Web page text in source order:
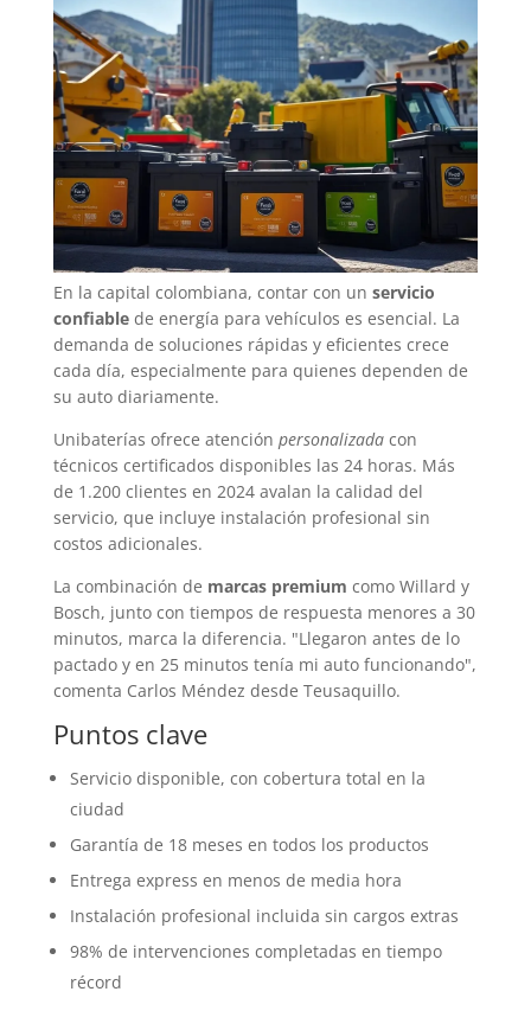
En la capital colombiana, contar con un servicio
confiablede energía para vehículos es esencial. La
demanda de soluciones rápidas y eficientes crece
cada día, especialmente para quienes dependen de
su auto diariamente.
Unibaterías ofrece atención personalizadacon
técnicos certificados disponibles las 24 horas. Más
de 1.200 clientes en 2024 avalan la calidad del
servicio, que incluye instalación profesional sin
costos adicionales.
La combinación de marcas premium como Willard y
Bosch, junto con tiempos de respuesta menores a 30
minutos, marca la diferencia. "Llegaron antes de lo
pactado y en 25 minutos tenía mi auto funcionando",
comenta Carlos Méndez desde Teusaquillo.
Puntos clave
Servicio disponible, con cobertura total en la
ciudad
Garantía de 18 meses en todos los productos
Entrega express en menos de media hora
Instalación profesional incluida sin cargos extras
98% de intervenciones completadas en tiempo
récord